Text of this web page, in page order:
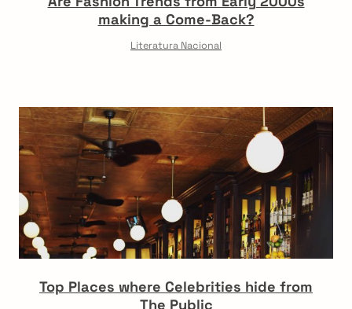
making a Come-Back?
Literatura Nacional
Top Places where Celebrities hide from
The Public